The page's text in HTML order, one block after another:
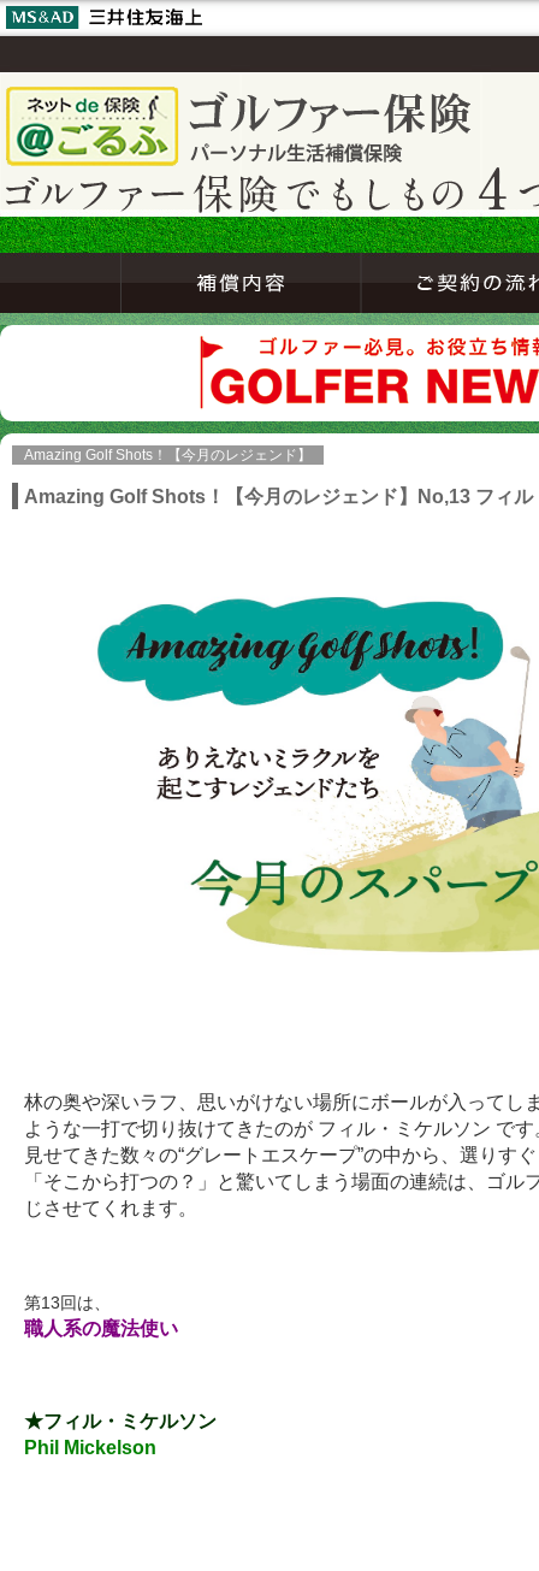
Amazing Golf Shots！【今月のレジェンド】
Amazing Golf Shots！【今月のレジェンド】No,13 フィル
林の奥や深いラフ、思いがけない場所にボールが入って
ような一打で切り抜けてきたのが フィル・ミケルソン で
見せてきた数々の“グレートエスケープ”の中から、選りす
「そこから打つの？」と驚いてしまう場面の連続は、ゴル
じさせてくれます。
第13回は、
職人系の魔法使い
★フィル・ミケルソン
Phil Mickelson